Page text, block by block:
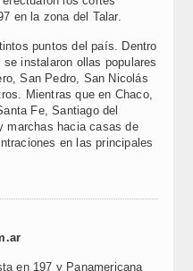
en la zona del Talar.
puntos del país. Dentro
instalaron ollas populares
San Pedro, San Nicolás
Mientras que en Chaco,
Fe, Santiago del
marchas hacia casas de
en las principales
en 197 y Panamericana